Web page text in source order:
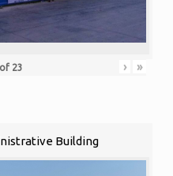
of 23 › »
Building